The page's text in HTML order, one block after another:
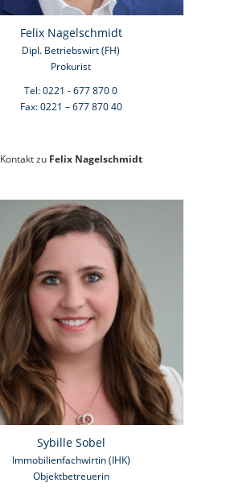
Felix Nagelschmidt
Dipl. Betriebswirt (FH)
Prokurist
Tel: 0221 - 677 870 0
Fax: 0221 – 677 870 40
Kontakt zu Felix Nagelschmidt
Sybille Sobel
Immobilienfachwirtin (IHK)
Objektbetreuerin